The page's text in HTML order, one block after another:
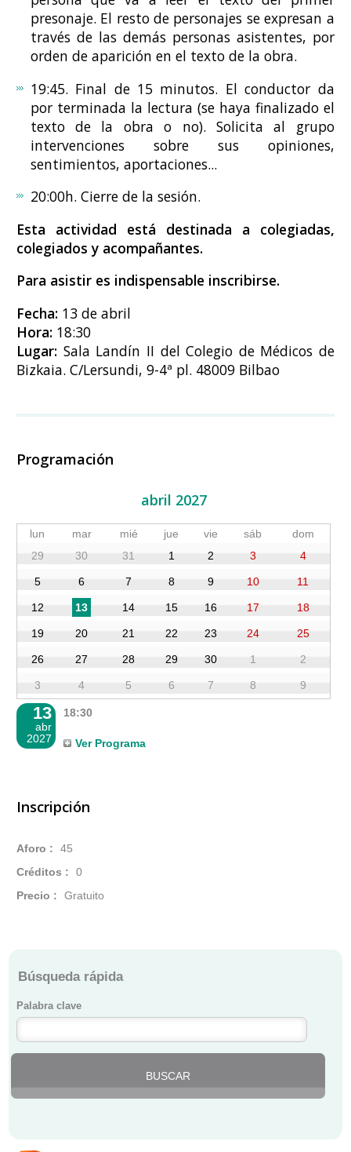
presonaje. El resto de personajes se expresan a
través de las demás personas asistentes, por
orden de aparición en el texto de la obra.
19:45. Final de 15 minutos. El conductor da
por terminada la lectura (se haya finalizado el
texto de la obra o no). Solicita al grupo
intervenciones sobre sus opiniones,
sentimientos, aportaciones...
20:00h. Cierre de la sesión.
Esta actividad está destinada a colegiadas,
colegiados y acompañantes.
Para asistir es indispensable inscribirse.
Fecha: 13 de abril
Hora: 18:30
Lugar: Sala Landín II del Colegio de Médicos de
Bizkaia. C/Lersundi, 9-4ª pl. 48009 Bilbao
Programación
abril 2027
lun mar mié jue vie sáb
dom
29
30 31 1 2 3 4
5 6 7 8 9 10 11
12 13 14 15 16 17 18
19 20 21 22 23 24 25
26 27 28 29 30 1 2
3 4 5 6 7 8 9
13
abr
2027
18:30
Inscripción
Aforo :
45
Créditos :
0
Precio :
Gratuito
Búsqueda rápida
Palabra clave